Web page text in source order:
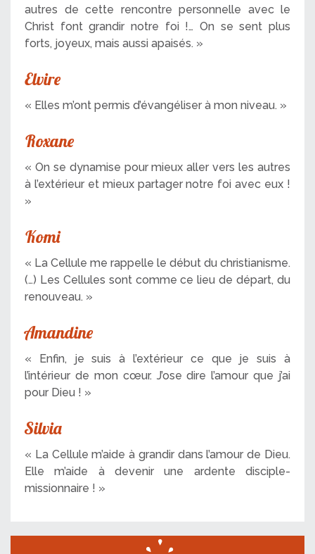
autres de cette rencontre personnelle avec le
Christ font grandir notre foi !… On se sent plus
forts, joyeux, mais aussi apaisés. »
Elvire
« Elles m’ont permis d’évangéliser à mon niveau. »
Roxane
« On se dynamise pour mieux aller vers les autres
à l’extérieur et mieux partager notre foi avec eux !
»
Komi
« La Cellule me rappelle le début du christianisme.
(…) Les Cellules sont comme ce lieu de départ, du
renouveau. »
Amandine
« Enfin, je suis à l’extérieur ce que je suis à
l’intérieur de mon cœur. J’ose dire l’amour que j’ai
pour Dieu ! »
Silvia
« La Cellule m’aide à grandir dans l’amour de Dieu.
Elle m’aide à devenir une ardente disciple-
missionnaire ! »